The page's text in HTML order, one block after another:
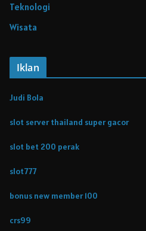
Teknologi
Wisata
Iklan
Judi Bola
slot server thailand super gacor
slot bet 200 perak
slot777
bonus new member 100
crs99